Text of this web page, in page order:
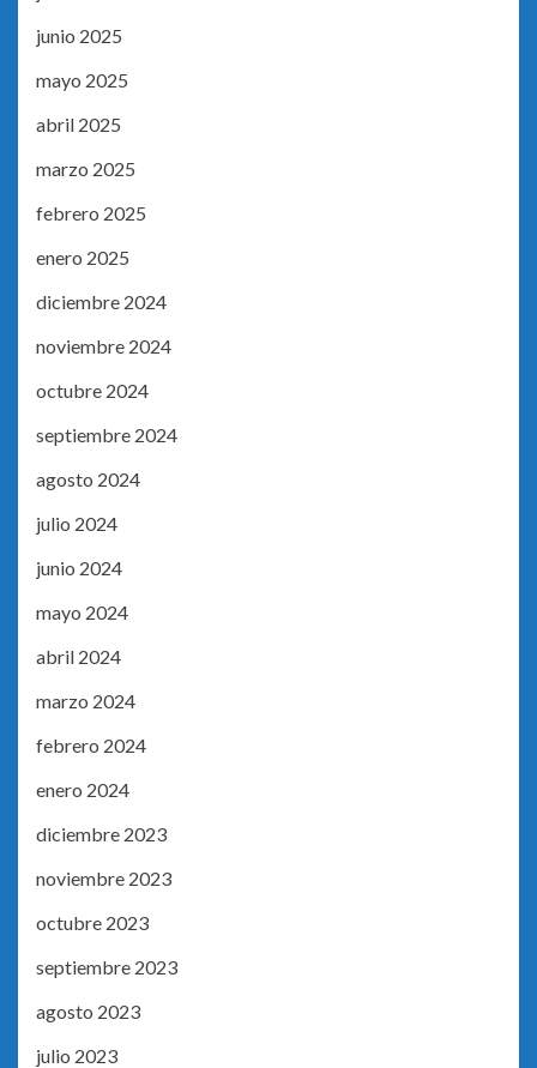
junio 2025
mayo 2025
abril 2025
marzo 2025
febrero 2025
enero 2025
diciembre 2024
noviembre 2024
octubre 2024
septiembre 2024
agosto 2024
julio 2024
junio 2024
mayo 2024
abril 2024
marzo 2024
febrero 2024
enero 2024
diciembre 2023
noviembre 2023
octubre 2023
septiembre 2023
agosto 2023
julio 2023